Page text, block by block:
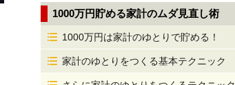
1000万円貯める家計のムダ見直し術
1000万円は家計のゆとりで貯める！
家計のゆとりをつくる基本テクニック